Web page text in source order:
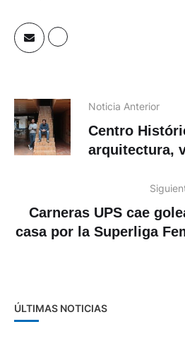
Noticia Anterior
Centro
arquitectura,
Carneras UPS cae
casa por la Superliga
ÚLTIMAS NOTICIAS